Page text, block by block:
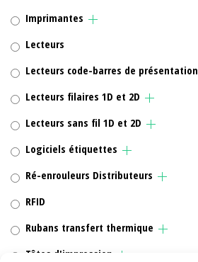
Imprimantes
Lecteurs
Lecteurs code-barres de présentation
Lecteurs filaires 1D et 2D
Lecteurs sans fil 1D et 2D
Logiciels étiquettes
Ré-enrouleurs Distributeurs
RFID
Rubans transfert thermique
Têtes d'impression